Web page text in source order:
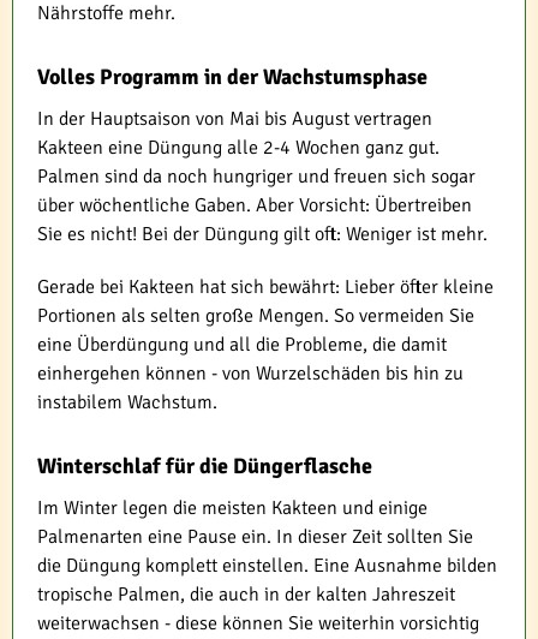
Nährstoffe mehr.
Volles Programm in der Wachstumsphase
In der Hauptsaison von Mai bis August vertragen
Kakteen eine Düngung alle 2-4 Wochen ganz gut.
Palmen sind da noch hungriger und freuen sich sogar
über wöchentliche Gaben. Aber Vorsicht: Übertreiben
Sie es nicht! Bei der Düngung gilt oft: Weniger ist mehr.
Gerade bei Kakteen hat sich bewährt: Lieber öfter kleine
Portionen als selten große Mengen. So vermeiden Sie
eine Überdüngung und all die Probleme, die damit
einhergehen können - von Wurzelschäden bis hin zu
instabilem Wachstum.
Winterschlaf für die Düngerflasche
Im Winter legen die meisten Kakteen und einige
Palmenarten eine Pause ein. In dieser Zeit sollten Sie
die Düngung komplett einstellen. Eine Ausnahme bilden
tropische Palmen, die auch in der kalten Jahreszeit
weiterwachsen - diese können Sie weiterhin vorsichtig